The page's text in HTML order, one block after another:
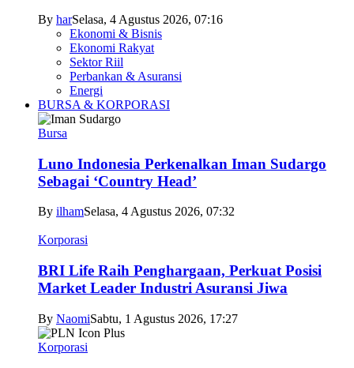
By harSelasa, 4 Agustus 2026, 07:16
Ekonomi & Bisnis
Ekonomi Rakyat
Sektor Riil
Perbankan & Asuransi
Energi
BURSA & KORPORASI
Bursa
Luno Indonesia Perkenalkan Iman Sudargo
Sebagai ‘Country Head’
By ilhamSelasa, 4 Agustus 2026, 07:32
Korporasi
BRI Life Raih Penghargaan, Perkuat Posisi
Market Leader Industri Asuransi Jiwa
By NaomiSabtu, 1 Agustus 2026, 17:27
Korporasi